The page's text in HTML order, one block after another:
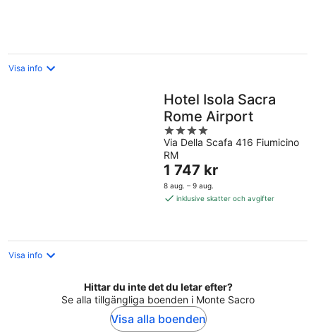
Visa info
Hotel Isola Sacra
Rome Airport
4
out
of
5
Via Della Scafa 416 Fiumicino
RM
Priset
är
1 747 kr
1 747 kr
8 aug. – 9 aug.
inklusive skatter och avgifter
Visa info
Hittar du inte det du letar efter?
Se alla tillgängliga boenden i Monte Sacro
Visa alla boenden